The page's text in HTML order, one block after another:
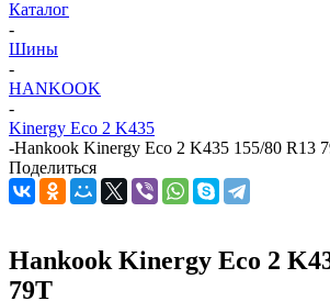
Каталог
-
Шины
-
HANKOOK
-
Kinergy Eco 2 K435
-Hankook Kinergy Eco 2 K435 155/80 R13
Поделиться
Hankook Kinergy Eco 2
79T